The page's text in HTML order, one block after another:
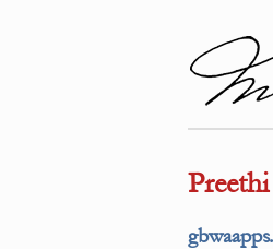
Preethi